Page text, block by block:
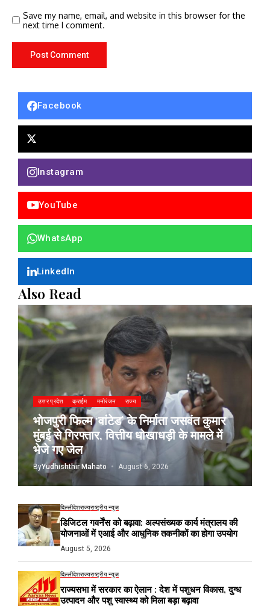
Save my name, email, and website in this browser for the
next time I comment.
Facebook
Instagram
YouTube
WhatsApp
LinkedIn
Also Read
उत्तर प्रदेश क्राईम मनोरंजन राज्य
भोजपुरी फिल्म ‘वांटेड’ के निर्माता जसवंत कुमार
मुंबई से गिरफ्तार, वित्तीय धोखाधड़ी के मामले में
भेजे गए जेल
ByYudhishthir Mahato August 6, 2026
दिल्लीदेशराज्यराष्ट्रीय न्यूज
डिजिटल गवर्नेंस को बढ़ावा: अल्पसंख्यक कार्य मंत्रालय की
योजनाओं में एआई और आधुनिक तकनीकों का होगा उपयोग
August 5, 2026
दिल्लीदेशराज्यराष्ट्रीय न्यूज
राज्यसभा में सरकार का ऐलान : देश में पशुधन विकास, दुग्ध
उत्पादन और पशु स्वास्थ्य को मिला बड़ा बढ़ावा